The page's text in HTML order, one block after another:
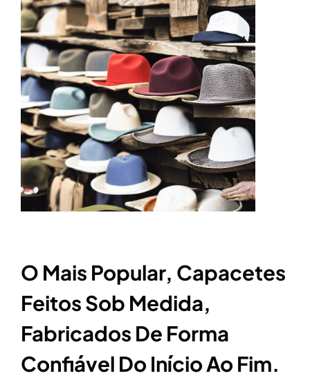
O Mais Popular, Capacetes
Feitos Sob Medida,
Fabricados De Forma
Confiável Do Início Ao Fim.